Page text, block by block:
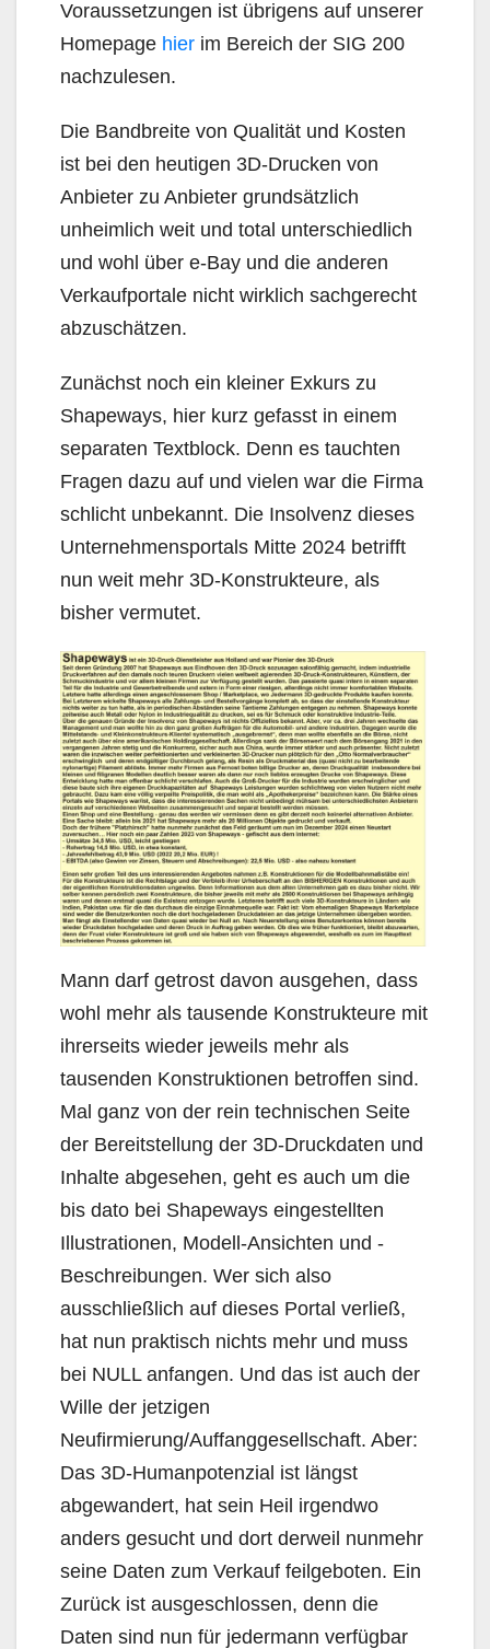
Voraussetzungen ist übrigens auf unserer
Homepage hier im Bereich der SIG 200
nachzulesen.
Die Bandbreite von Qualität und Kosten
ist bei den heutigen 3D-Drucken von
Anbieter zu Anbieter grundsätzlich
unheimlich weit und total unterschiedlich
und wohl über e-Bay und die anderen
Verkaufportale nicht wirklich sachgerecht
abzuschätzen.
Zunächst noch ein kleiner Exkurs zu
Shapeways, hier kurz gefasst in einem
separaten Textblock. Denn es tauchten
Fragen dazu auf und vielen war die Firma
schlicht unbekannt. Die Insolvenz dieses
Unternehmensportals Mitte 2024 betrifft
nun weit mehr 3D-Konstrukteure, als
bisher vermutet.
Mann darf getrost davon ausgehen, dass
wohl mehr als tausende Konstrukteure mit
ihrerseits wieder jeweils mehr als
tausenden Konstruktionen betroffen sind.
Mal ganz von der rein technischen Seite
der Bereitstellung der 3D-Druckdaten und
Inhalte abgesehen, geht es auch um die
bis dato bei Shapeways eingestellten
Illustrationen, Modell-Ansichten und -
Beschreibungen. Wer sich also
ausschließlich auf dieses Portal verließ,
hat nun praktisch nichts mehr und muss
bei NULL anfangen. Und das ist auch der
Wille der jetzigen
Neufirmierung/Auffanggesellschaft. Aber:
Das 3D-Humanpotenzial ist längst
abgewandert, hat sein Heil irgendwo
anders gesucht und dort derweil nunmehr
seine Daten zum Verkauf feilgeboten. Ein
Zurück ist ausgeschlossen, denn die
Daten sind nun für jedermann verfügbar